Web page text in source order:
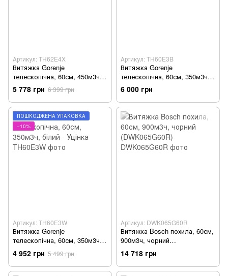
Артикул: TH62E4X
Витяжка Gorenje
телескопічна, 60см, 450м3ч,
нерж - Уцінка
5 778 грн 6 399 грн
Артикул: TH60E3B
Витяжка Gorenje
телескопічна, 60см, 350м3ч,
чорний (TH60E3B)
6 000 грн
ПОШКОДЖЕНА УПАКОВКА
−10%
Артикул: TH60E3W
Витяжка Gorenje
телескопічна, 60см, 350м3ч,
білий - Уцінка
4 952 грн 5 499 грн
Артикул: DWK065G60R
Витяжка Bosch похила, 60см,
900м3ч, чорний
(DWK065G60R)
14 718 грн